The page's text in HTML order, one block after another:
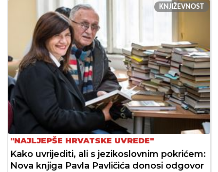
KNJIŽEVNOST
"NAJLJEPŠE HRVATSKE UVREDE"
Kako uvrijediti, ali s jezikoslovnim pokrićem:
Nova knjiga Pavla Pavličića donosi odgovor